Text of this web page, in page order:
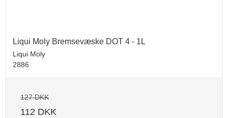
Liqui Moly Bremsevæske DOT 4 - 1L
Liqui Moly
2886
127 DKK
112 DKK